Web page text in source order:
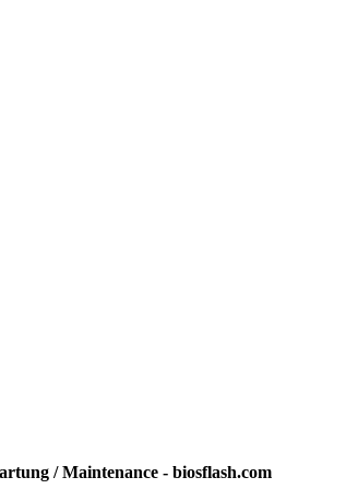
/ Maintenance - biosflash.com